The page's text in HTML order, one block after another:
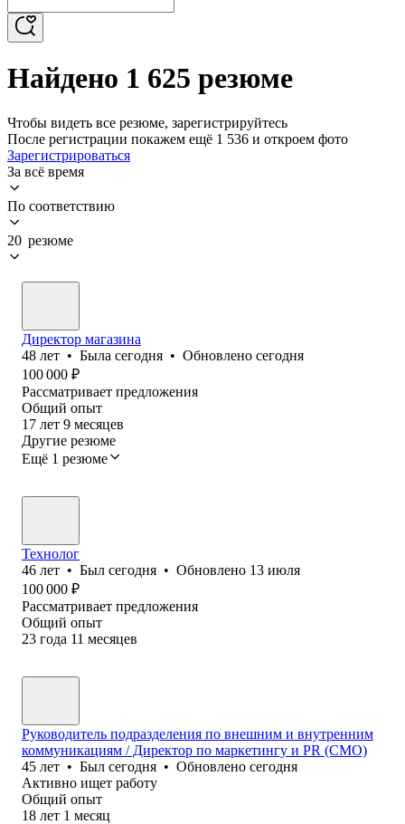
Найдено 1 625 резюме
Чтобы видеть все резюме, зарегистрируйтесь
После регистрации покажем ещё 1 536 и откроем фото
Зарегистрироваться
За всё время
По соответствию
20 резюме
Директор магазина
48 лет • Была сегодня • Обновлено сегодня
100 000 ₽
Рассматривает предложения
Общий опыт
17 лет 9 месяцев
Другие резюме
Ещё 1 резюме
Технолог
46 лет • Был сегодня • Обновлено 13 июля
100 000 ₽
Рассматривает предложения
Общий опыт
23 года 11 месяцев
Руководитель подразделения по внешним и внутренним
коммуникациям / Директор по маркетингу и PR (CMO)
45 лет • Был сегодня • Обновлено сегодня
Активно ищет работу
Общий опыт
18 лет 1 месяц